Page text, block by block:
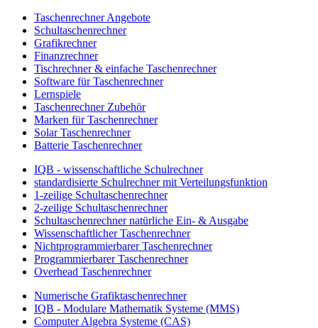
Taschenrechner Angebote
Schultaschenrechner
Grafikrechner
Finanzrechner
Tischrechner & einfache Taschenrechner
Software für Taschenrechner
Lernspiele
Taschenrechner Zubehör
Marken für Taschenrechner
Solar Taschenrechner
Batterie Taschenrechner
IQB - wissenschaftliche Schulrechner
standardisierte Schulrechner mit Verteilungsfunktion
1-zeilige Schultaschenrechner
2-zeilige Schultaschenrechner
Schultaschenrechner natürliche Ein- & Ausgabe
Wissenschaftlicher Taschenrechner
Nichtprogrammierbarer Taschenrechner
Programmierbarer Taschenrechner
Overhead Taschenrechner
Numerische Grafiktaschenrechner
IQB - Modulare Mathematik Systeme (MMS)
Computer Algebra Systeme (CAS)